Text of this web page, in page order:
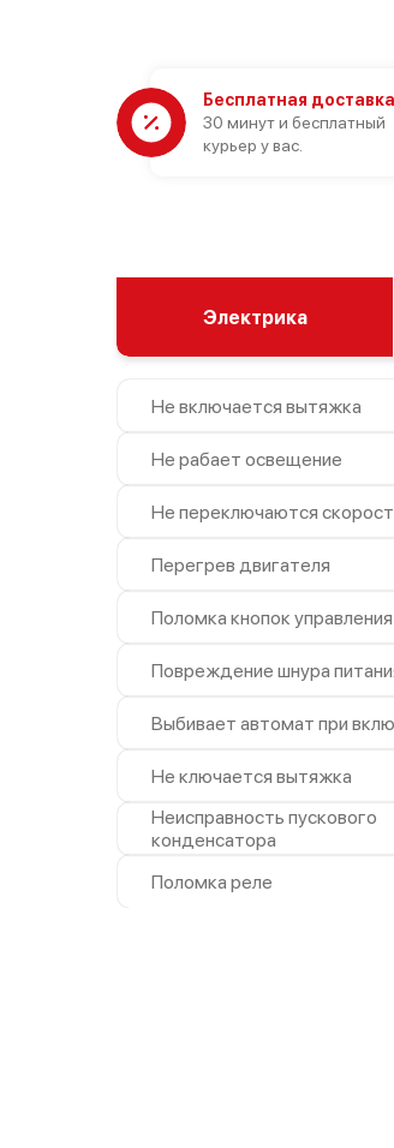
Бесплатная доставка
30 минут и бесплатный
курьер у вас.
Электрика
Не включается вытяжка
Не рабает освещение
Не переключаются
Перегрев двигателя
Поломка кнопок управления
Повреждение шнура
Выбивает автомат при
Не ключается вытяжка
Неисправность пускового
конденсатора
Поломка реле